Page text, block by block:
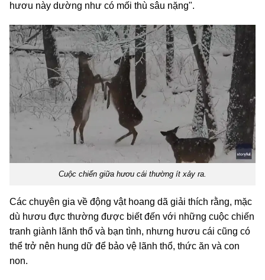
hươu này dường như có mối thù sâu nặng".
Cuộc chiến giữa hươu cái thường ít xảy ra.
Các chuyên gia về động vật hoang dã giải thích rằng, mặc
dù hươu đực thường được biết đến với những cuộc chiến
tranh giành lãnh thổ và bạn tình, nhưng hươu cái cũng có
thể trở nên hung dữ để bảo vệ lãnh thổ, thức ăn và con
non.